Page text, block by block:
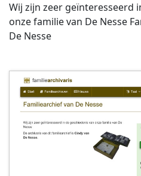
Wij zijn zeer geïnteresseerd
onze familie van De Nesse
De Nesse